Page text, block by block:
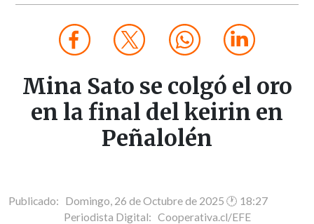
Mina Sato se colgó el oro
en la final del keirin en
Peñalolén
Publicado: Domingo, 26 de Octubre de 2025 🕐 18:27
Periodista Digital: Cooperativa.cl/EFE